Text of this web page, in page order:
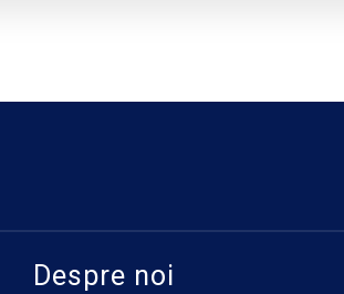
Despre noi